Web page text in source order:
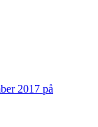
2017 på